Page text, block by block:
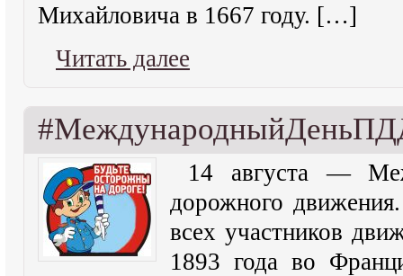
Михайловича в 1667 году. […]
Читать далее
14 августа —
дорожного
всех участников
1893 года во